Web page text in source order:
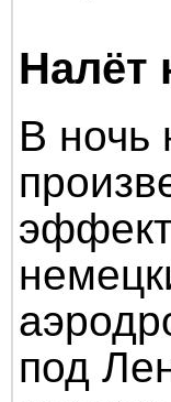
Налёт
В ночь
под